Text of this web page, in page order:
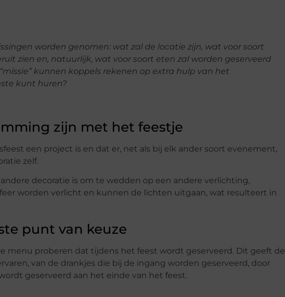
worden genomen: wat zal de locatie zijn, wat voor soort
zien en, natuurlijk, wat voor soort eten zal worden geserveerd
kunnen koppels rekenen op extra hulp van het
kunt huren?
zijn met het feestje
een project is en dat er, net als bij elk ander soort evenement,
zelf.
decoratie is om te wedden op een andere verlichting,
worden verlicht en kunnen de lichten uitgaan, wat resulteert in
punt van keuze
menu proberen dat tijdens het feest wordt geserveerd. Dit geeft de
van de drankjes die bij de ingang worden geserveerd, door
geserveerd aan het einde van het feest.